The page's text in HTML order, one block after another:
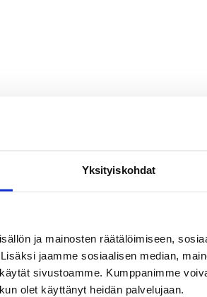
Yksityiskohdat
ja mainosten räätälöimiseen,
jaamme sosiaalisen median,
sivustoamme. Kumppanimme
olet käyttänyt heidän palvelujaan.